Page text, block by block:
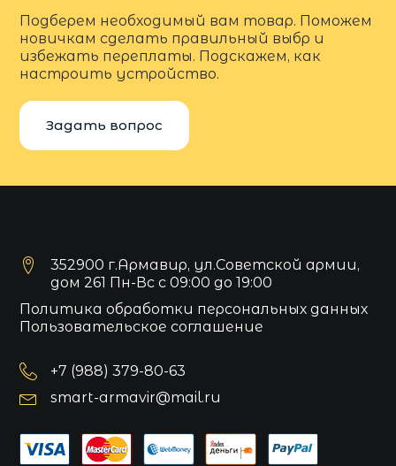
Подберем необходимый вам товар. Поможем
новичкам сделать правильный выбр и
избежать переплаты. Подскажем, как
настроить устройство.
Задать вопрос
352900 г.Армавир, ул.Советской армии,
дом 261 Пн-Вс с 09:00 до 19:00
Политика обработки персональных данных
Пользовательское соглашение
+7 (988) 379-80-63
smart-armavir@mail.ru